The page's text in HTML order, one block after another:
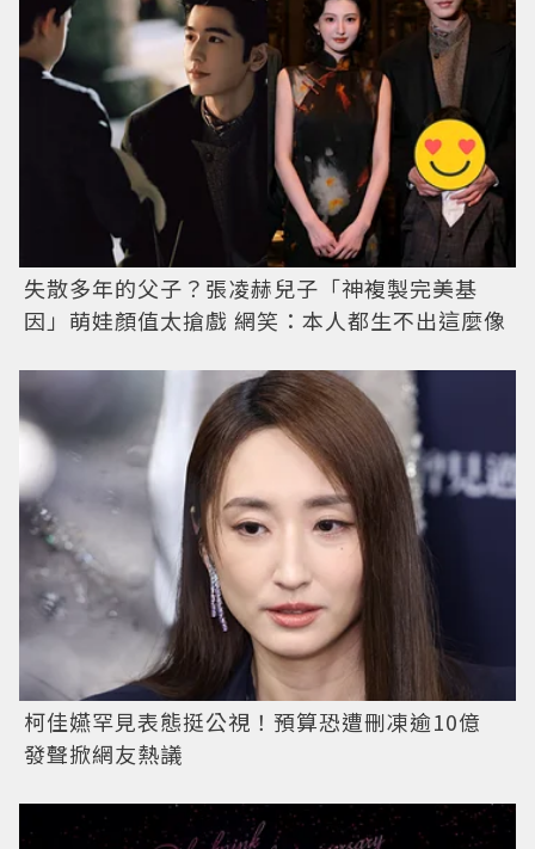
失散多年的父子？張凌赫兒子「神複製完美基
因」萌娃顏值太搶戲 網笑：本人都生不出這麼像
柯佳嬿罕見表態挺公視！預算恐遭刪凍逾10億
發聲掀網友熱議